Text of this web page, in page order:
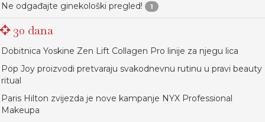
Ne odgađajte ginekološki pregled! 1
30 dana
Dobitnica Yoskine Zen Lift Collagen Pro linije za njegu lica
Pop Joy proizvodi pretvaraju svakodnevnu rutinu u pravi beauty
ritual
Paris Hilton zvijezda je nove kampanje NYX Professional
Makeupa